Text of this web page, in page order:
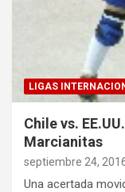
LIGAS
Chile vs.
Marcianitas
septiembre 24,
Una acertada